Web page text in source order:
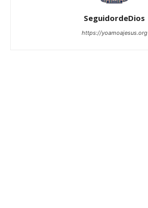
SeguidordeDios
https://yoamoajesus.org